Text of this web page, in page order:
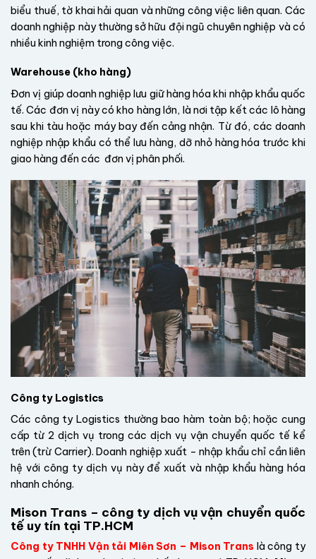
biểu thuế, tờ khai hải quan và những công việc liên quan. Các
doanh nghiệp này thường sở hữu đội ngũ chuyên nghiệp và có
nhiều kinh nghiệm trong công việc.
Warehouse (kho hàng)
Đơn vị giúp doanh nghiệp lưu giữ hàng hóa khi nhập khẩu quốc
tế. Các đơn vị này có kho hàng lớn, là nơi tập kết các lô hàng
sau khi tàu hoặc máy bay đến cảng nhận. Từ đó, các doanh
nghiệp nhập khẩu có thể lưu hàng, dỡ nhỏ hàng hóa trước khi
giao hàng đến các đơn vị phân phối.
Công ty Logistics
Các công ty Logistics thường bao hàm toàn bộ; hoặc cung
cấp từ 2 dịch vụ trong các dịch vụ vận chuyển quốc tế kể
trên (trừ Carrier). Doanh nghiệp xuất – nhập khẩu chỉ cần liên
hệ với công ty dịch vụ này để xuất và nhập khẩu hàng hóa
nhanh chóng.
Mison Trans – công ty dịch vụ vận chuyển quốc
tế uy tín tại TP.HCM
Công ty TNHH Vận tải Miên Sơn – Mison Trans là công ty